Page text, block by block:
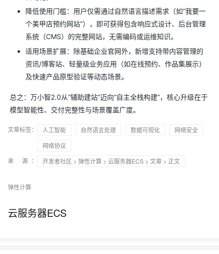
降低使用门槛：用户仅需通过自然语言描述需求（如“我要一
个美甲店预约网站”），即可获得包含响应式设计、后台管理
系统（CMS）的完整网站，无需编码或运维知识。
适用场景扩展：除基础企业官网外，新增支持带内容管理的
资讯/博客站、轻量级业务应用（如在线预约、作品集展示）
及快速产品原型验证等动态场景。
总之：万小智2.0从“辅助建站”迈向“自主全栈构建”，核心升级在于
模型智能性、交付完整性与场景覆盖广度。
文章标签： 人工智能 自然语言处理 数据可视化
网络安全
网络协议
来 源：
开发者社区 > 弹性计算 > 云服务器ECS > 文章 > 正文
弹性计算
云服务器ECS